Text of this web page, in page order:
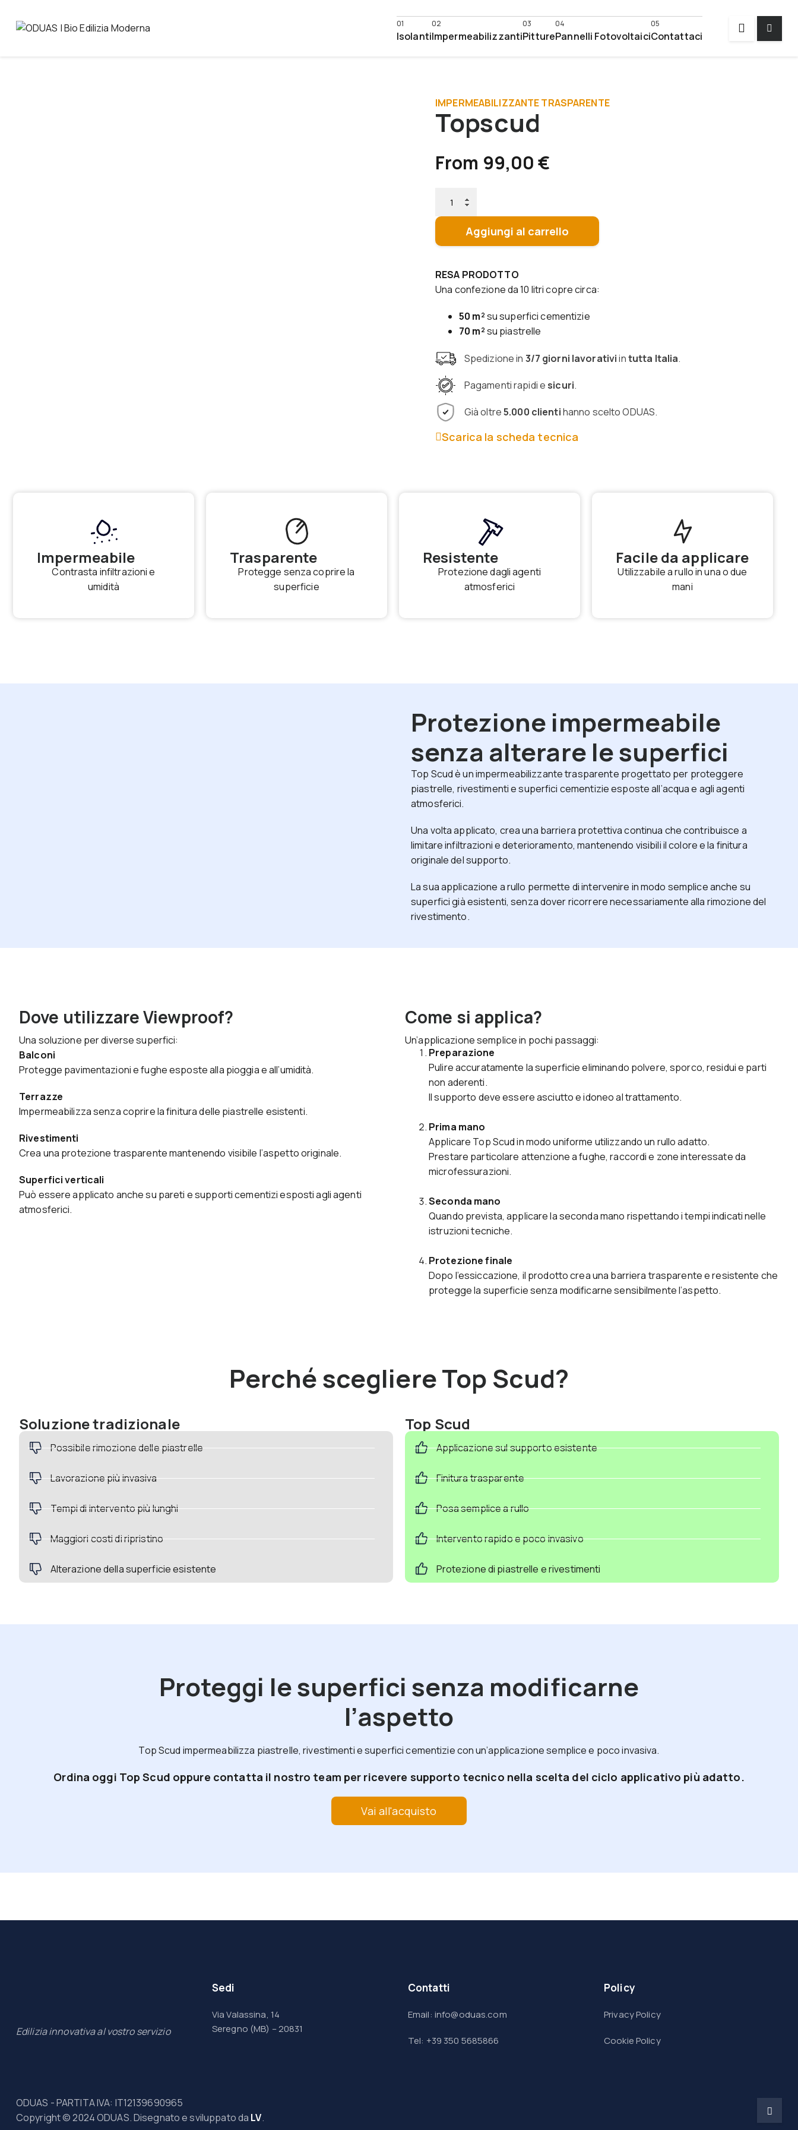
IsolantiImpermeabilizzantiPitturePannelli FotovoltaiciContattaci
IMPERMEABILIZZANTE TRASPARENTE
Topscud
From 99,00€
Aggiungi al carrello
RESA PRODOTTO
Una confezione da 10 litri copre circa:
50 m²su superfici cementizie
70 m²su piastrelle
Spedizione in 3/7 giorni lavorativiintutta Italia.
Pagamenti rapidi e sicuri.
Già oltre5.000 clientihanno scelto ODUAS.
Scarica la scheda tecnica
Impermeabile
Contrasta infiltrazioni e
umidità
Trasparente
Protegge senza coprire la
superficie
Resistente
Protezione dagli agenti
atmosferici
Facile da applicare
Utilizzabile a rullo in una o due
mani
Protezione impermeabile
senza alterare le superfici
Top Scud è un impermeabilizzante trasparente progettato per proteggere
piastrelle, rivestimenti e superfici cementizie esposte all’acqua e agli agenti
atmosferici.
Una volta applicato, crea una barriera protettiva continua che contribuisce a
limitare infiltrazioni e deterioramento, mantenendo visibili il colore e la finitura
originale del supporto.
La sua applicazione a rullo permette di intervenire in modo semplice anche su
superfici già esistenti, senza dover ricorrere necessariamente alla rimozione del
rivestimento.
Dove utilizzare Viewproof?
Una soluzione per diverse superfici:
Balconi
Protegge pavimentazioni e fughe esposte alla pioggia e all’umidità.
Terrazze
Impermeabilizza senza coprire la finitura delle piastrelle esistenti.
Rivestimenti
Crea una protezione trasparente mantenendo visibile l’aspetto originale.
Superfici verticali
Può essere applicato anche su pareti e supporti cementizi esposti agli agenti
atmosferici.
Come si applica?
Un’applicazione semplice in pochi passaggi:
Preparazione
Pulire accuratamente la superficie eliminando polvere, sporco, residui e parti
non aderenti.
Il supporto deve essere asciutto e idoneo al trattamento.
Prima mano
Applicare Top Scud in modo uniforme utilizzando un rullo adatto.
Prestare particolare attenzione a fughe, raccordi e zone interessate da
microfessurazioni.
Seconda mano
Quando prevista, applicare la seconda mano rispettando i tempi indicati nelle
istruzioni tecniche.
Protezione finale
Dopo l’essiccazione, il prodotto crea una barriera trasparente e resistente che
protegge la superficie senza modificarne sensibilmente l’aspetto.
Perché scegliere Top Scud?
Soluzione tradizionale
Possibile rimozione delle piastrelle
Lavorazione più invasiva
Tempi di intervento più lunghi
Maggiori costi di ripristino
Alterazione della superficie esistente
Top Scud
Applicazione sul supporto esistente
Finitura trasparente
Posa semplice a rullo
Intervento rapido e poco invasivo
Protezione di piastrelle e rivestimenti
Proteggi le superfici senza modificarne
l’aspetto
Top Scud impermeabilizza piastrelle, rivestimenti e superfici cementizie con un’applicazione semplice e poco invasiva.
Ordina oggi Top Scud oppure contatta il nostro team per ricevere supporto tecnico nella scelta del ciclo applicativo più adatto.
Vai all'acquisto
Edilizia innovativa al vostro servizio
Sedi
Via Valassina, 14
Seregno (MB) – 20831
Contatti
Email: info@oduas.com
Tel: +39 350 5685866
Policy
Privacy Policy
Cookie Policy
ODUAS - PARTITA IVA: IT12139690965
Copyright © 2024 ODUAS. Disegnato e sviluppato da LV.